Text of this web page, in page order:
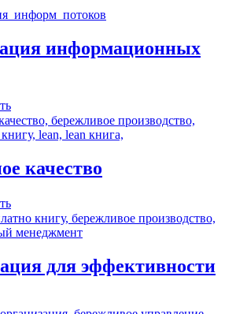
информационных
качество
для эффективности